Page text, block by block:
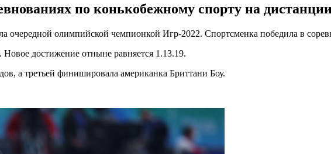
по конькобежному спорту на
очередной олимпийской чемпионкой Игр-2022. Спортсменка победила в
достижение отныне равняется 1.13.19.
а третьей финишировала американка Бриттани Боу.